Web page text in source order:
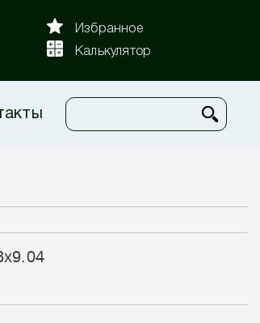
Избранное
Калькулятор